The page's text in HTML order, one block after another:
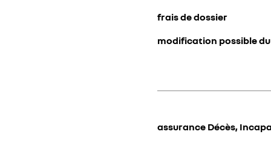
frais de dossier
modification possible
assurance Décès,